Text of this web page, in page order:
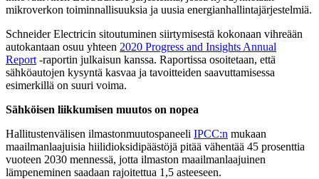
mikroverkon toiminnallisuuksia ja uusia energianhallintajärjestelmiä.
Schneider Electricin sitoutuminen siirtymisestä kokonaan vihreään
autokantaan osuu yhteen 2020 Progress and Insights Annual
Report -raportin julkaisun kanssa. Raportissa osoitetaan, että
sähköautojen kysyntä kasvaa ja tavoitteiden saavuttamisessa
esimerkillä on suuri voima.
Sähköisen liikkumisen muutos on nopea
Hallitustenvälisen ilmastonmuutospaneeli IPCC:n mukaan
maailmanlaajuisia hiilidioksidipäästöjä pitää vähentää 45 prosenttia
vuoteen 2030 mennessä, jotta ilmaston maailmanlaajuinen
lämpeneminen saadaan rajoitettua 1,5 asteeseen.